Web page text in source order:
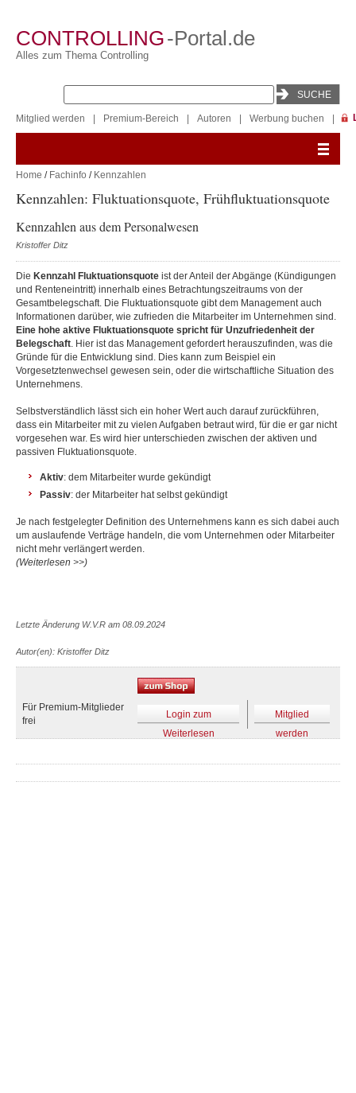
CONTROLLING-Portal.de
Alles zum Thema Controlling
Mitglied werden Premium-Bereich Autoren Werbung buchen
Home / Fachinfo / Kennzahlen
Kennzahlen: Fluktuationsquote, Frühfluktuationsquote
Kennzahlen aus dem Personalwesen
Kristoffer Ditz
Die Kennzahl Fluktuationsquote ist der Anteil der Abgänge (Kündigungen
und Renteneintritt) innerhalb eines Betrachtungszeitraums von der
Gesamtbelegschaft. Die Fluktuationsquote gibt dem Management auch
Informationen darüber, wie zufrieden die Mitarbeiter im Unternehmen sind.
Eine hohe aktive Fluktuationsquote spricht für Unzufriedenheit der
Belegschaft. Hier ist das Management gefordert herauszufinden, was die
Gründe für die Entwicklung sind. Dies kann zum Beispiel ein
Vorgesetztenwechsel gewesen sein, oder die wirtschaftliche Situation des
Unternehmens.
Selbstverständlich lässt sich ein hoher Wert auch darauf zurückführen,
dass ein Mitarbeiter mit zu vielen Aufgaben betraut wird, für die er gar nicht
vorgesehen war. Es wird hier unterschieden zwischen der aktiven und
passiven Fluktuationsquote.
Aktiv: dem Mitarbeiter wurde gekündigt
Passiv: der Mitarbeiter hat selbst gekündigt
Je nach festgelegter Definition des Unternehmens kann es sich dabei auch
um auslaufende Verträge handeln, die vom Unternehmen oder Mitarbeiter
nicht mehr verlängert werden.
(Weiterlesen >>)
Letzte Änderung W.V.R am 08.09.2024
Autor(en): Kristoffer Ditz
Für Premium-Mitglieder
frei
Login zum
Weiterlesen
Mitglied
werden